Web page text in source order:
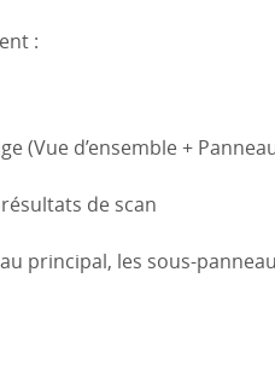
:
(Vue d’ensemble +
de scan
principal, les sous-